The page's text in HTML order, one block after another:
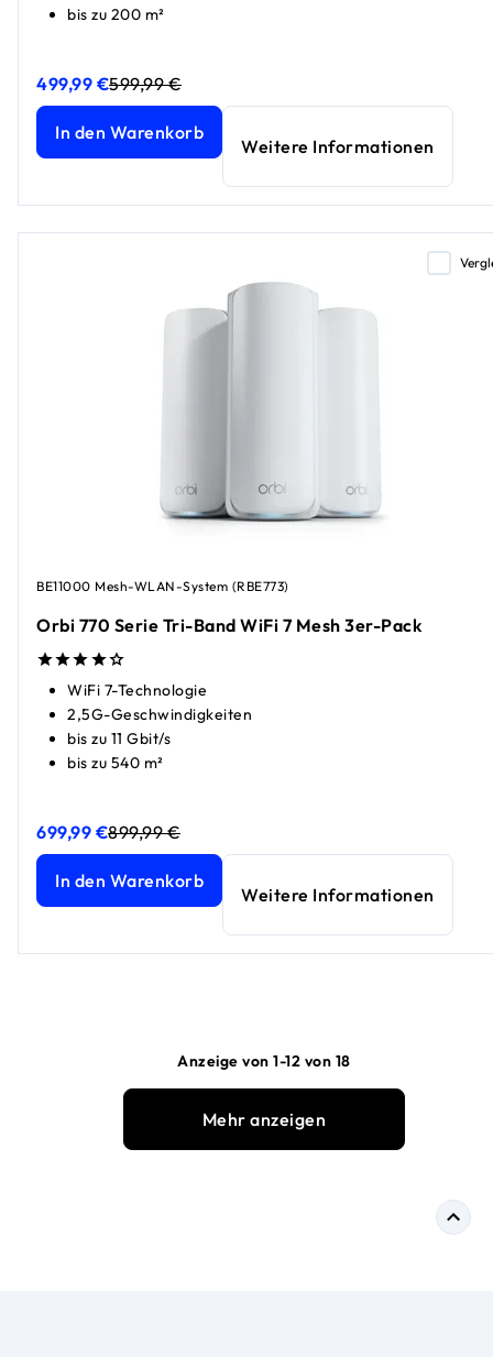
bis zu 200 m²
499,99 €
Orbi 870 Serie Tri-Band WiFi 7 Mesh Zusätzlicher Satellit,
599,99 €
Orbi 870 Serie Tri-Band WiFi 7 Mesh Zusätzlicher Satellit,
In den Warenkorb
Weitere Informationen
BE11000 Mesh-WLAN-System (RBE773)
Orbi 770 Serie Tri-Band WiFi 7 Mesh 3er-Pack
WiFi 7-Technologie
2,5G-Geschwindigkeiten
bis zu 11 Gbit/s
bis zu 540 m²
699,99 €
Orbi 770 Serie Tri-Band WiFi 7 Mesh 3er-Pack
899,99 €
Orbi 770 Serie Tri-Band WiFi 7 Mesh 3er-Pack
In den Warenkorb
Weitere Informationen
Anzeige von 1-12 von 18
Mehr anzeigen